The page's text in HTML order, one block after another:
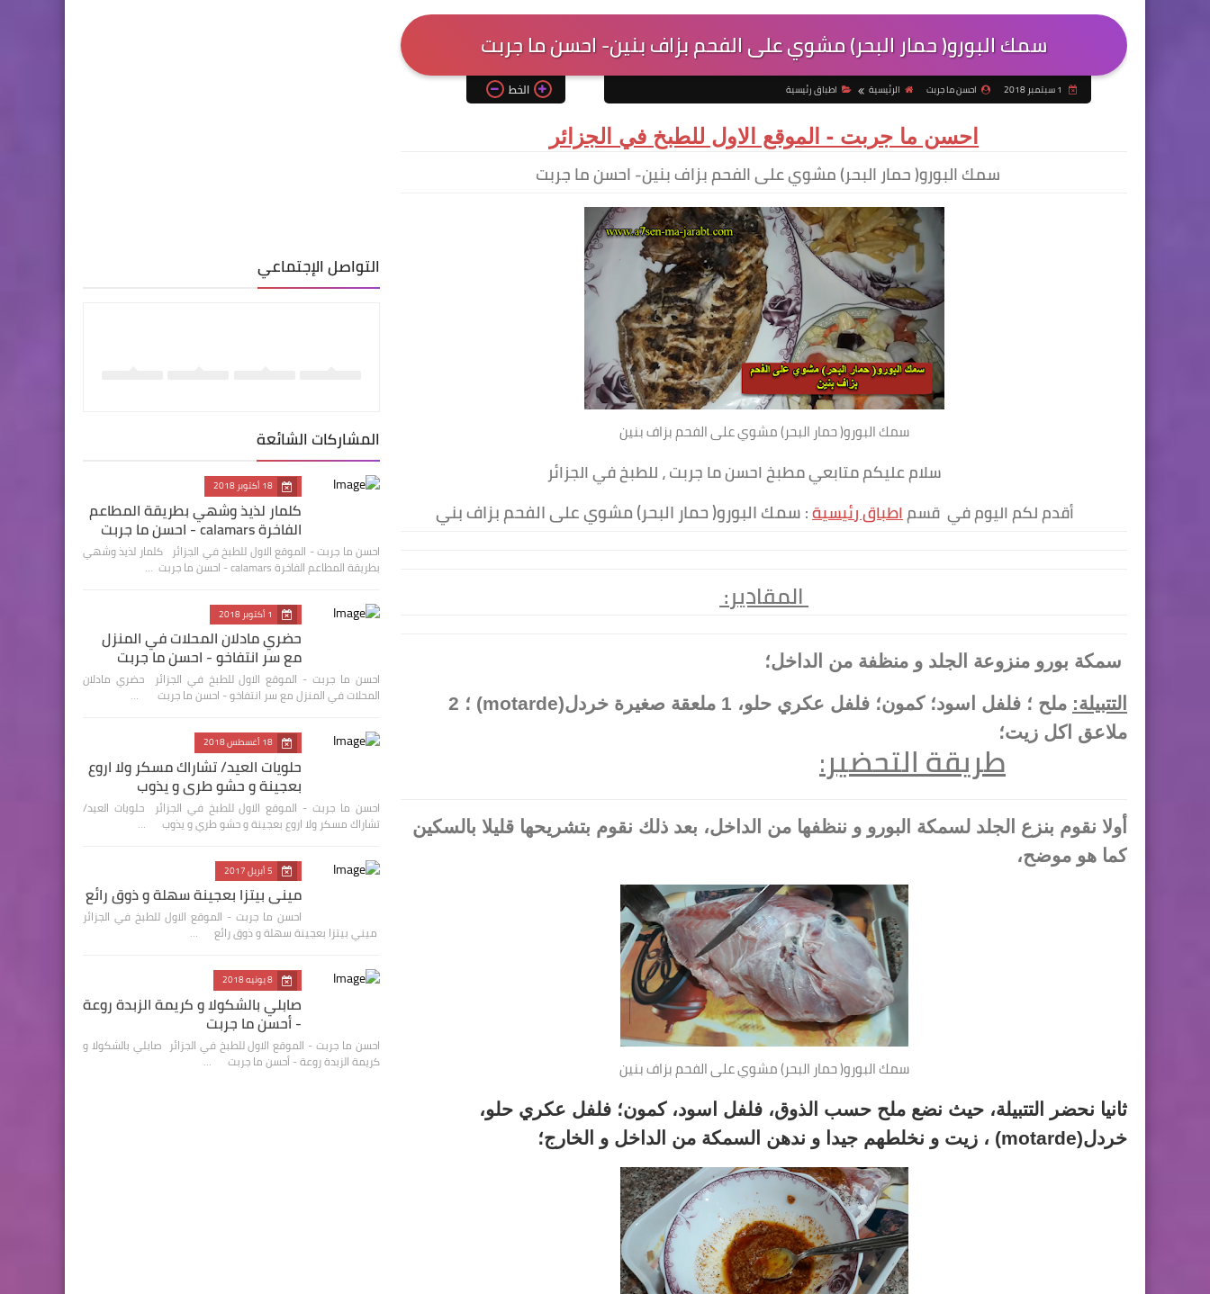
سمك البورو( حمار البحر) مشوي على الفحم بزاف بنين- احسن ما جربت
احسن ما جربت الرئيسية اطباق رئيسية الخط
احسن ما جربت - الموقع الاول للطبخ في الجزائر
سمك البورو( حمار البحر) مشوي على الفحم بزاف بنين- احسن ما جربت
سمك البورو( حمار البحر) مشوي على الفحم بزاف بنين
أقدم لكم اليوم في قسماطباق رئيسية:
:المقادير
سمكة بورو منزوعة الجلد و منظفة من الداخل؛
التتبيلة:
ملح ؛ فلفل اسود؛ كمون؛ فلفل عكري حلو، 1 ملعقة صغيرة خردل(motarde) ؛ 2
ملاعق اكل زيت؛
طريقة التحضير:
أولا نقوم بنزع الجلد لسمكة البورو و ننظفها من الداخل، بعد ذلك نقوم بتشريحها قليلا بالسكين
كما هو موضح،
سمك البورو( حمار البحر) مشوي على الفحم بزاف بنين
ثانيا نحضر التتبيلة، حيث نضع ملح حسب الذوق، فلفل اسود، كمون؛ فلفل عكري حلو،
خردل(motarde) ، زيت و نخلطهم جيدا و ندهن السمكة من الداخل و الخارج؛
التواصل الإجتماعي
المشاركات الشائعة
18 أكتوبر 2018
كلمار لذيذ وشهي بطريقة المطاعم
الفاخرة calamars - احسن ما جربت
احسن ما جربت - الموقع الاول للطبخ في الجزائر كلمار لذيذ وشهي
بطريقة المطاعم الفاخرة calamars - احسن ما جربت …
1 أكتوبر 2018
حضري مادلان المحلات في المنزل
مع سر انتفاخو - احسن ما جربت
احسن ما جربت - الموقع الاول للطبخ في الجزائر حضري مادلان
المحلات في المنزل مع سر انتفاخو - احسن ما جربت …
18 أغسطس 2018
حلويات العيد/ تشاراك مسكر ولا اروع
بعجينة و حشو طري و يذوب
احسن ما جربت - الموقع الاول للطبخ في الجزائر حلويات العيد/
تشاراك مسكر ولا اروع بعجينة و حشو طري و يذوب …
5 أبريل 2017
ميني بيتزا بعجينة سهلة و ذوق رائع
احسن ما جربت - الموقع الاول للطبخ في الجزائر
ميني بيتزا بعجينة سهلة و ذوق رائع …
8 يونيه 2018
صابلي بالشكولا و كريمة الزبدة روعة
- أحسن ما جربت
احسن ما جربت - الموقع الاول للطبخ في الجزائر صابلي بالشكولا و
كريمة الزبدة روعة - أحسن ما جربت …